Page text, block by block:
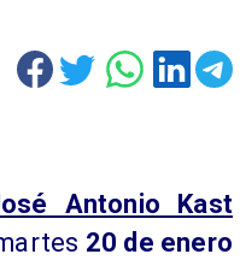
Antonio Kast
20 de enero